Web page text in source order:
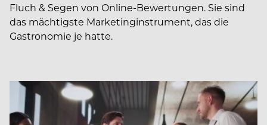
Fluch & Segen von Online-Bewertungen. Sie sind
das mächtigste Marketinginstrument, das die
Gastronomie je hatte.